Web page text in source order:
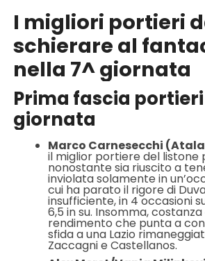
I migliori portieri
schierare al
nella 7^ giornata
Prima fascia
giornata
Marco Carnesecchi
il miglior portiere del listone
nonostante sia riuscito a
inviolata solamente in
cui ha parato il rigore di
insufficiente, in 4 occasioni
6,5 in su. Insomma,
rendimento che punta a
sfida a una Lazio
Zaccagni e Castellanos.